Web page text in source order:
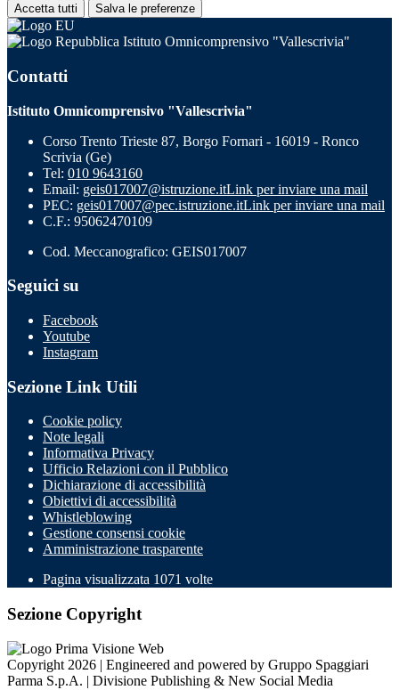
Accetta tutti Salva le preferenze
Istituto Omnicomprensivo "Vallescrivia"
Contatti
Istituto Omnicomprensivo "Vallescrivia"
Corso Trento Trieste 87, Borgo Fornari - 16019 - Ronco
Scrivia (Ge)
Tel: 010 9643160
Email: geis017007@istruzione.itLink per inviare una mail
PEC: geis017007@pec.istruzione.itLink per inviare una mail
C.F.: 95062470109
Cod. Meccanografico: GEIS017007
Seguici su
Facebook
Youtube
Instagram
Sezione Link Utili
Cookie policy
Note legali
Informativa Privacy
Ufficio Relazioni con il Pubblico
Dichiarazione di accessibilità
Obiettivi di accessibilità
Whistleblowing
Gestione consensi cookie
Amministrazione trasparente
Pagina visualizzata 1071 volte
Sezione Copyright
Copyright 2026 | Engineered and powered by Gruppo Spaggiari
Parma S.p.A. | Divisione Publishing & New Social Media